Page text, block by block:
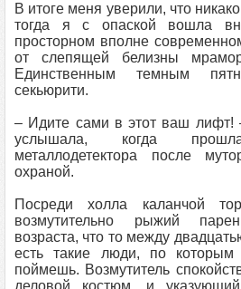
В итоге меня уверили, что
тогда я с опаской вошла
просторном вполне
от слепящей белизны
Единственным темным
секьюрити.
– Идите сами в этот ваш лифт!
услышала, когда
металлодетектора после
охраной.
Посреди холла каланчой
возмутительно рыжий
возраста, что то между
есть такие люди, по
поймешь. Возмутитель
деловой костюм, и